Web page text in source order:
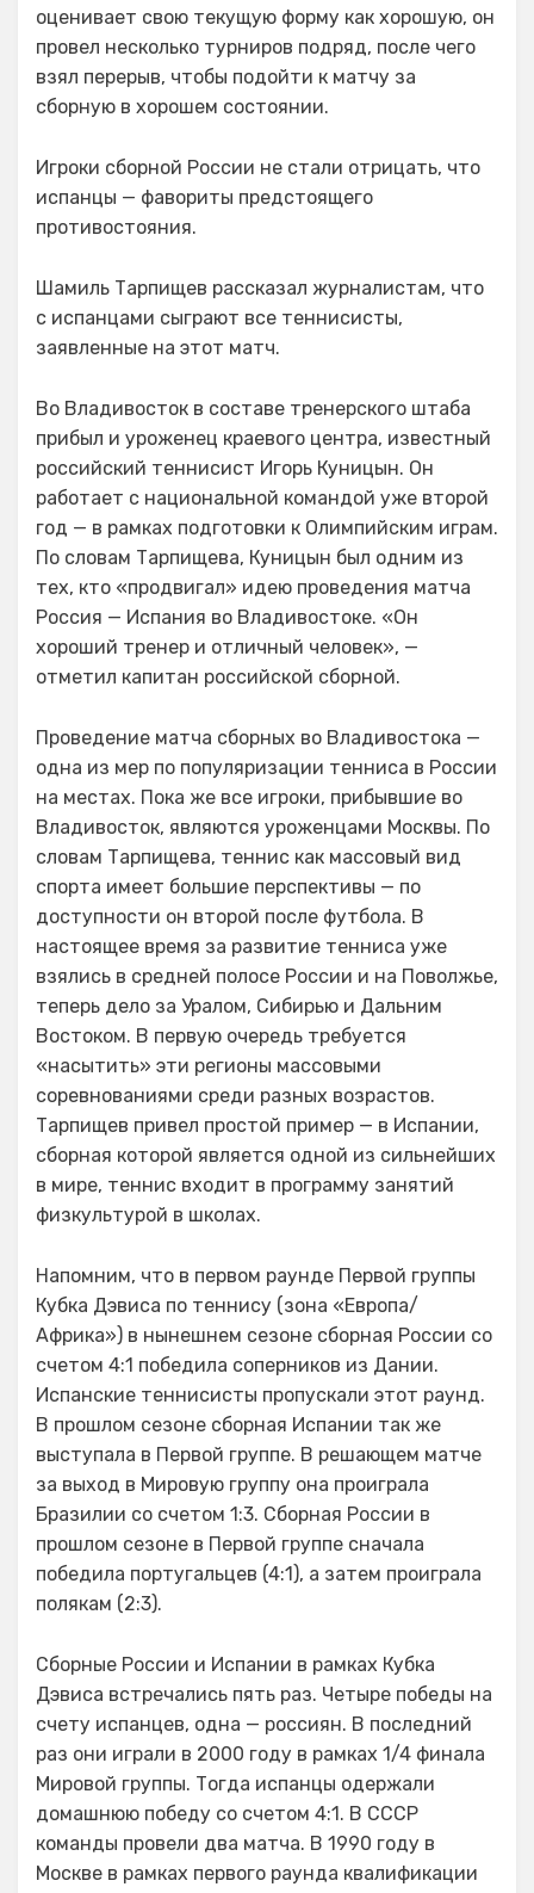
оценивает свою текущую форму как хорошую, он
провел несколько турниров подряд, после чего
взял перерыв, чтобы подойти к матчу за
сборную в хорошем состоянии.
Игроки сборной России не стали отрицать, что
испанцы — фавориты предстоящего
противостояния.
Шамиль Тарпищев рассказал журналистам, что
с испанцами сыграют все теннисисты,
заявленные на этот матч.
Во Владивосток в составе тренерского штаба
прибыл и уроженец краевого центра, известный
российский теннисист Игорь Куницын. Он
работает с национальной командой уже второй
год — в рамках подготовки к Олимпийским играм.
По словам Тарпищева, Куницын был одним из
тех, кто «продвигал» идею проведения матча
Россия — Испания во Владивостоке. «Он
хороший тренер и отличный человек», —
отметил капитан российской сборной.
Проведение матча сборных во Владивостока —
одна из мер по популяризации тенниса в России
на местах. Пока же все игроки, прибывшие во
Владивосток, являются уроженцами Москвы. По
словам Тарпищева, теннис как массовый вид
спорта имеет большие перспективы — по
доступности он второй после футбола. В
настоящее время за развитие тенниса уже
взялись в средней полосе России и на Поволжье,
теперь дело за Уралом, Сибирью и Дальним
Востоком. В первую очередь требуется
«насытить» эти регионы массовыми
соревнованиями среди разных возрастов.
Тарпищев привел простой пример — в Испании,
сборная которой является одной из сильнейших
в мире, теннис входит в программу занятий
физкультурой в школах.
Напомним, что в первом раунде Первой группы
Кубка Дэвиса по теннису (зона «Европа/
Африка») в нынешнем сезоне сборная России со
счетом 4:1 победила соперников из Дании.
Испанские теннисисты пропускали этот раунд.
В прошлом сезоне сборная Испании так же
выступала в Первой группе. В решающем матче
за выход в Мировую группу она проиграла
Бразилии со счетом 1:3. Сборная России в
прошлом сезоне в Первой группе сначала
победила португальцев (4:1), а затем проиграла
полякам (2:3).
Сборные России и Испании в рамках Кубка
Дэвиса встречались пять раз. Четыре победы на
счету испанцев, одна — россиян. В последний
раз они играли в 2000 году в рамках 1/4 финала
Мировой группы. Тогда испанцы одержали
домашнюю победу со счетом 4:1. В СССР
команды провели два матча. В 1990 году в
Москве в рамках первого раунда квалификации